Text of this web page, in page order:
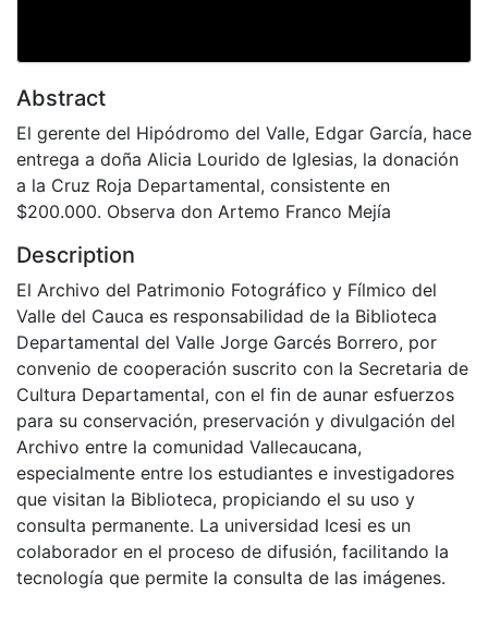
Abstract
El gerente del Hipódromo del Valle, Edgar García, hace
entrega a doña Alicia Lourido de Iglesias, la donación
a la Cruz Roja Departamental, consistente en
$200.000. Observa don Artemo Franco Mejía
Description
El Archivo del Patrimonio Fotográfico y Fílmico del
Valle del Cauca es responsabilidad de la Biblioteca
Departamental del Valle Jorge Garcés Borrero, por
convenio de cooperación suscrito con la Secretaria de
Cultura Departamental, con el fin de aunar esfuerzos
para su conservación, preservación y divulgación del
Archivo entre la comunidad Vallecaucana,
especialmente entre los estudiantes e investigadores
que visitan la Biblioteca, propiciando el su uso y
consulta permanente. La universidad Icesi es un
colaborador en el proceso de difusión, facilitando la
tecnología que permite la consulta de las imágenes.